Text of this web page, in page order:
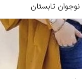
تابستان